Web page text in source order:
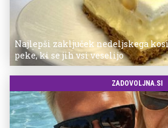
Najlepši zaključek nedeljskega
peke, ki se jih vsi veselijo
ZADOVOLJNA.SI